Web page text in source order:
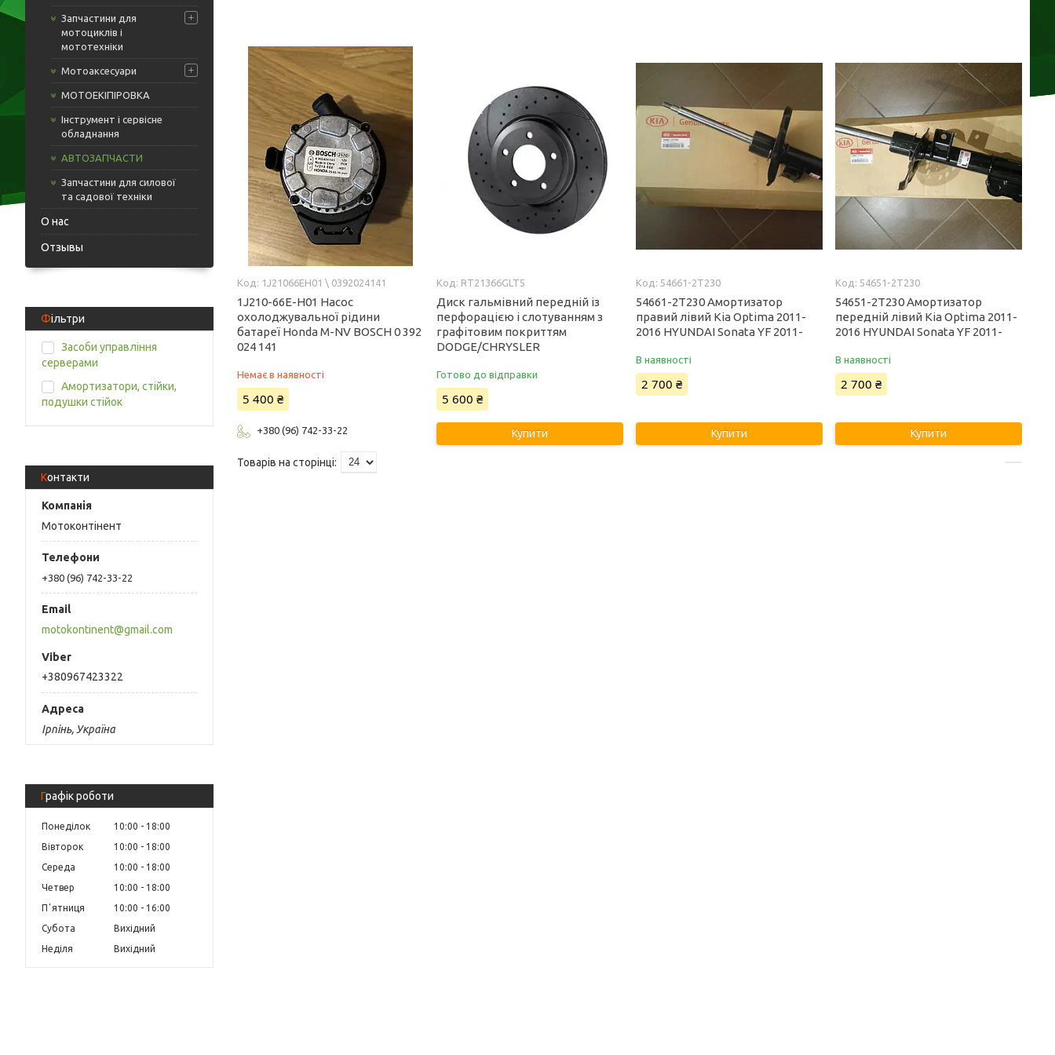
Запчастини для
мотоциклів і
мототехніки
Мотоаксесуари
МОТОЕКІПІРОВКА
Інструмент і сервісне
обладнання
АВТОЗАПЧАСТИ
Запчастини для силової
та садової техніки
О нас
Отзывы
Фільтри
Засоби управління
серверами
Амортизатори, стійки,
подушки стійок
Контакти
Мотоконтінент
+380 (96) 742-33-22
motokontinent@gmail.com
+380967423322
Ірпінь, Україна
Графік роботи
Понеділок 10:00
18:00
Вівторок
10:00
18:00
Середа
10:00
18:00
Четвер
10:00
18:00
Пʼятниця
10:00
16:00
Субота
Вихідний
Неділя
Вихідний
1J21066EH01 \ 0392024141
1J210-66E-H01 Насос
охолоджувальної рідини
батареї Honda M-NV BOSCH 0 392
024 141
Немає в наявності
5 400 ₴
+380 (96) 742-33-22
RT21366GLT5
Диск гальмівний передній із
перфорацією і слотуванням з
графітовим покриттям
DODGE/CHRYSLER
Готово до відправки
5 600 ₴
Купити
54661-2T230
54661-2T230 Амортизатор
правий лівий Kia Optima 2011-
2016 HYUNDAI Sonata YF 2011-
В наявності
2 700 ₴
Купити
54651-2T230
54651-2T230 Амортизатор
передній лівий Kia Optima 2011-
2016 HYUNDAI Sonata YF 2011-
В наявності
2 700 ₴
Купити